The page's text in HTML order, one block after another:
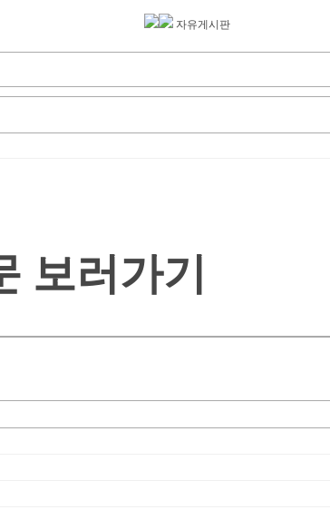
자유게시판
보러가기